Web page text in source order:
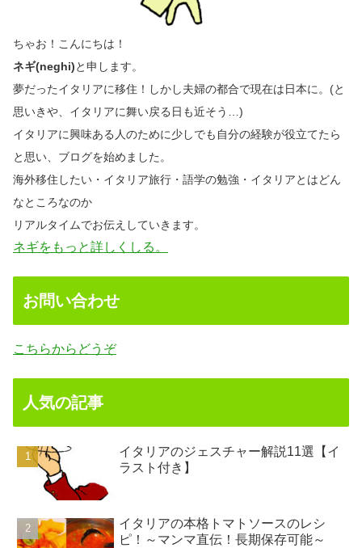
ちゃお！こんにちは！
ネギ(neghi)と申します。
夢だったイタリアに移住！しかし夫婦の都合で現在は日本に。(と
思いきや、イタリアに舞い戻る日も近そう…)
イタリアに興味ある人のために少しでも自分の経験が役立てたら
と思い、ブログを始めました。
海外移住したい・イタリア旅行・語学の勉強・イタリアとはどん
なところなのか
リアルタイムでお伝えしていきます。
ネギをもっと詳しくしる。
お問い合わせ
こちらからどうぞ
人気の記事
イタリアのジェスチャー解説11選【イ
ラスト付き】
イタリアの本格トマトソースのレシ
ピ！～マンマ直伝！長期保存可能～